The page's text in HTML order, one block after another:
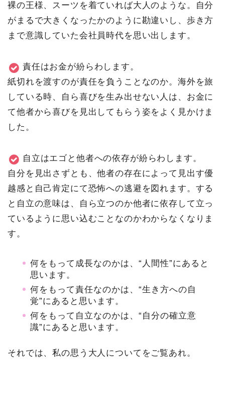
裸の王様、スーツを着ていれば大人のような。自分
がまるで大きくなったかのように勘違いし、歩き方
まで意識していた会社員時代を思い出します。
責任はお金が紛らわします。
紙切れを渡すのが責任を負うことなのか。海外を旅
している時、自ら喜びを生み出せない人は、お金に
て他者から喜びを見出してもらう姿をよく見かけま
した。
自立はエゴと他者への依存が紛らわします。
自分を見出さずとも、他者の存在によって見出す優
越感と自己肯定にて恐怖への逃避を図れます。する
と自立の意味は、自ら立つのか他者に依存して立っ
ているように思い込むことなのかわからなくなりま
す。
何をもって成長なのかは、“人間性”にあると
思います。
何をもって責任なのかは、“生き方への自
覚”にあると思います。
何をもって自立なのかは、“自分の確立意
識”にあると思います。
それでは、私の思う大人についてをご覧あれ。